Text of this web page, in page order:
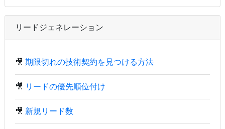
リードジェネレーション
🎥 期限切れの技術契約を見つける方法
🎥 リードの優先順位付け
🎥 新規リード数